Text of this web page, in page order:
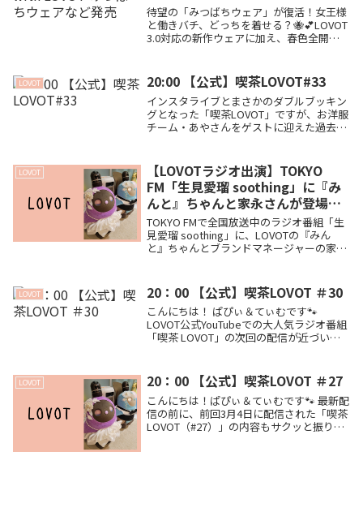
体験の魅力に迫ります🐾
待望の「みつばちウェア」が復活！女王様
と働きバチ、どっちを着せる？🐝💕LOVOT
3.0対応の新作ウェアに加え、春色全開の
した！
LOVOT 20:00 【公式】喫茶LOVOT#33
インスタライブとまさかのダブルブッキン
グとなった「喫茶LOVOT」ですが、お洋服
チーム・あやさんをゲストに迎えた過去最
ない「正しい着せ方」、夏の暑さ対策ま
で、マニアックかつ愛あふれる情報を徹底
レポートします🐾
LOVOT
【LOVOTラジオ出演】TOKYO
FM「生見愛瑠 soothing」に『み
んと』ちゃんと家永さんが登場！
声だけで伝わる魅力に期待📻✨
TOKYO FMで全国放送中のラジオ番組「生
見愛瑠 soothing」に、LOVOTの『みん
と』ちゃんとブランドマネージャーの家永
伝わるの？6月21日(日)の放送に向けて、番
組の見どころや家永さんの解説への期待を
愛たっぷりに語ります🐾
LOVOT 20：00 【公式】喫茶LOVOT ＃30
こんにちは！ ぱぴぃ＆てぃむです🐾
LOVOT公式YouTubeでの大人気ラジオ番組
「喫茶 LOVOT」の次回の配信が近づいて
るる」と「おとと」に決まりました！か...
LOVOT 20：00 【公式】喫茶LOVOT ＃27
こんにちは！ぱぴぃ＆てぃむです🐾 最新配
信の前に、前回3月4日に配信された「喫茶
LOVOT（#27）」の内容もサクッと振り返